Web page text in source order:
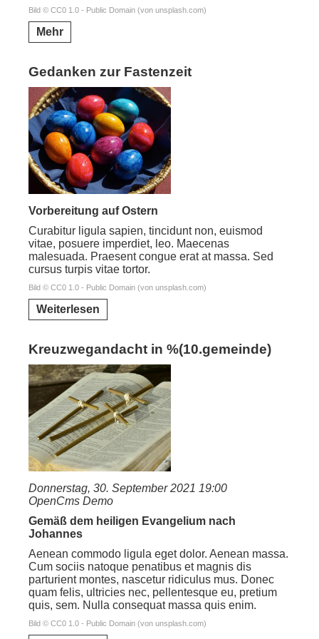
Bild © CC0 1.0 - Public Domain (von unsplash.com)
Mehr
Gedanken zur Fastenzeit
Vorbereitung auf Ostern
Curabitur ligula sapien, tincidunt non, euismod
vitae, posuere imperdiet, leo. Maecenas
malesuada. Praesent congue erat at massa. Sed
cursus turpis vitae tortor.
Bild © CC0 1.0 - Public Domain (von unsplash.com)
Weiterlesen
Kreuzwegandacht in %(10.gemeinde)
Donnerstag, 30. September 2021 19:00
OpenCms Demo
Gemäß dem heiligen Evangelium nach
Johannes
Aenean commodo ligula eget dolor. Aenean massa.
Cum sociis natoque penatibus et magnis dis
parturient montes, nascetur ridiculus mus. Donec
quam felis, ultricies nec, pellentesque eu, pretium
quis, sem. Nulla consequat massa quis enim.
Bild © CC0 1.0 - Public Domain (von unsplash.com)